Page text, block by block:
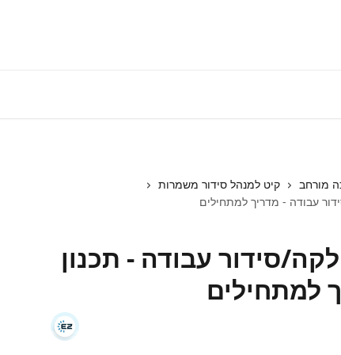
מורחב
קיט למנהל סידור משמרות
עבודה - מדריך למתחילים
סידור עבודה - תכנון
למתחילים